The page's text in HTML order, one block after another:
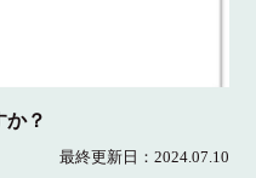
？
最終更新日： 2024.07.10